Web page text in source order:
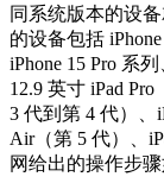
同系统版本的设
的设备包括
iPhone 15 Pro 系
12.9 英寸 iPad
3 代到第 4 代）、
Air（第 5 代）、
网给出的操作步骤